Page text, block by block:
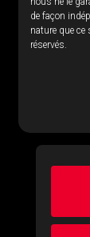
de façon
nature que
réservés.